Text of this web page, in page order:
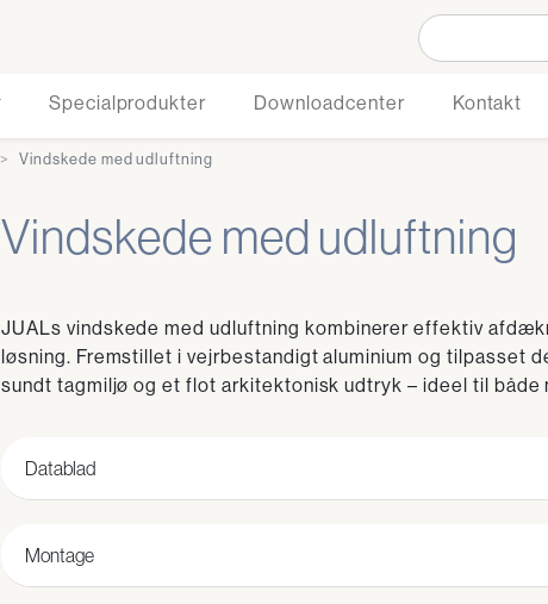
Specialprodukter Downloadcenter Kontakt
Vindskede med udluftning
Vindskede med udluftning
JUALs vindskede med udluftning kombinerer effektiv
løsning. Fremstillet i vejrbestandigt aluminium og tilpasset
sundt tagmiljø og et flot arkitektonisk udtryk – ideel til både
Datablad
Montage